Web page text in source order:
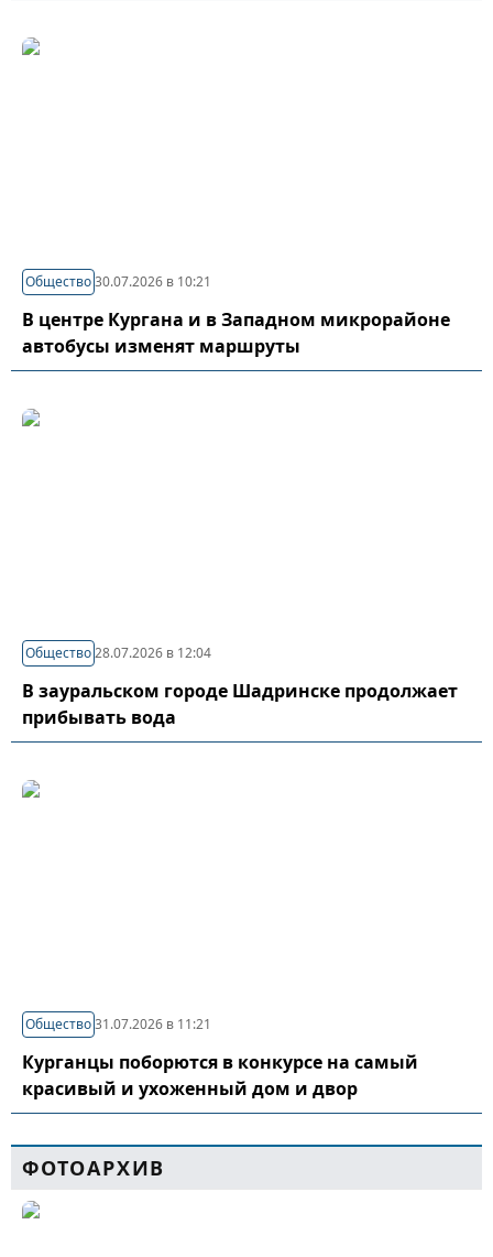
Общество30.07.2026 в 10:21
В центре Кургана и в Западном микрорайоне
автобусы изменят маршруты
Общество28.07.2026 в 12:04
В зауральском городе Шадринске продолжает
прибывать вода
Общество31.07.2026 в 11:21
Курганцы поборются в конкурсе на самый
красивый и ухоженный дом и двор
ФОТОАРХИВ